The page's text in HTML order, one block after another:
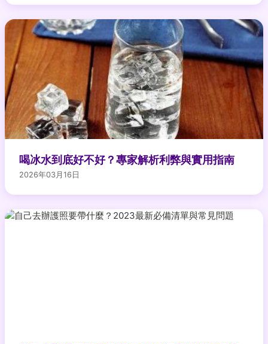
喝冰水到底好不好？專家解析利弊與實用指南
2026年03月16日